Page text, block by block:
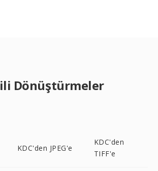
Dönüştürmeler
KDC'den JPEG'e
KDC'den
TIFF'e